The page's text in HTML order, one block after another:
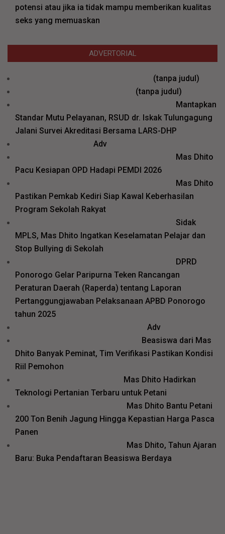
potensi atau jika ia tidak mampu memberikan kualitas
seks yang memuaskan
ADVERTORIAL
(tanpa judul)
(tanpa judul)
26571
Mantapkan
Standar Mutu Pelayanan, RSUD dr. Iskak Tulungagung
Jalani Survei Akreditasi Bersama LARS-DHP
Adv
Mas Dhito
Pacu Kesiapan OPD Hadapi PEMDI 2026
Mas Dhito
Pastikan Pemkab Kediri Siap Kawal Keberhasilan
Program Sekolah Rakyat
Sidak
MPLS, Mas Dhito Ingatkan Keselamatan Pelajar dan
Stop Bullying di Sekolah
DPRD
Ponorogo Gelar Paripurna Teken Rancangan
Peraturan Daerah (Raperda) tentang Laporan
Pertanggungjawaban Pelaksanaan APBD Ponorogo
tahun 2025
Adv
Beasiswa dari Mas
Dhito Banyak Peminat, Tim Verifikasi Pastikan Kondisi
Riil Pemohon
Mas Dhito Hadirkan
Teknologi Pertanian Terbaru untuk Petani
Mas Dhito Bantu Petani
200 Ton Benih Jagung Hingga Kepastian Harga Pasca
Panen
Mas Dhito, Tahun Ajaran
Baru: Buka Pendaftaran Beasiswa Berdaya